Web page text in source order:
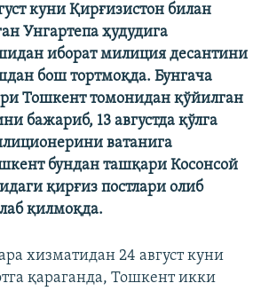
куни Қирғизистон билан
Унгартепа ҳудудига
иборат милиция десантини
бош тортмоқда. Бунгача
Тошкент томонидан қўйилган
бажариб, 13 августда қўлга
ватанига
бундан ташқари Косонсой
қирғиз постлари олиб
қилмоқда.
хизматидан 24 август куни
қараганда, Тошкент икки